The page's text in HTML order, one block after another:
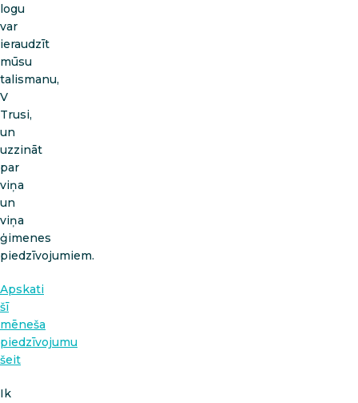
logu
var
ieraudzīt
mūsu
talismanu,
V
Trusi,
un
uzzināt
par
viņa
un
viņa
ģimenes
piedzīvojumiem.
Apskati
šī
mēneša
piedzīvojumu
šeit
Ik